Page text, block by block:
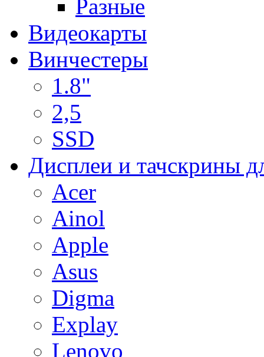
Разные
Видеокарты
Винчестеры
1.8"
2,5
SSD
Дисплеи и тачскрины
Acer
Ainol
Apple
Asus
Digma
Explay
Lenovo